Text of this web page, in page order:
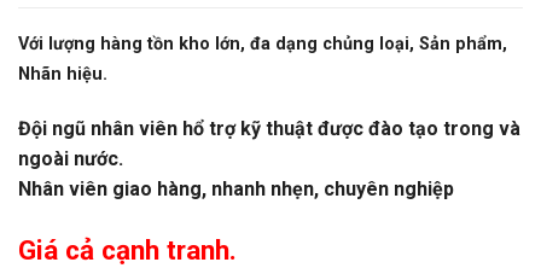
Với lượng hàng tồn kho lớn, đa dạng chủng loại, Sản phẩm,
Nhãn hiệu.
Đội ngũ nhân viên hổ trợ kỹ thuật được đào tạo trong và
ngoài nước.
Nhân viên giao hàng, nhanh nhẹn, chuyên nghiệp
Giá cả cạnh tranh.